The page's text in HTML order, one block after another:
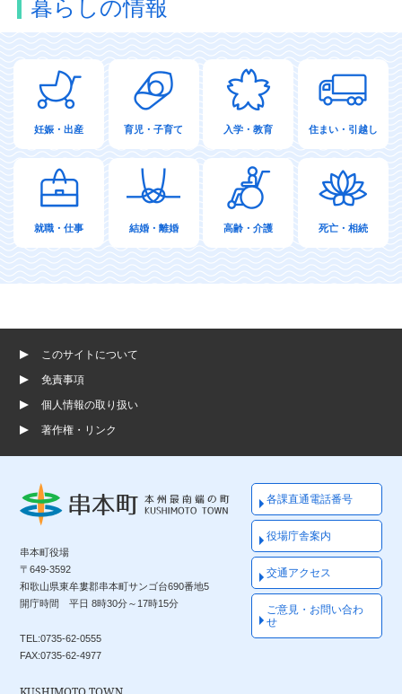
暮らしの情報
妊娠・出産 育児・子育て 入学・教育 住まい・引越し
就職・仕事 結婚・離婚 高齢・介護 死亡・相続
このサイトについて
免責事項
個人情報の取り扱い
著作権・リンク
串本町役場
〒649-3592
和歌山県東牟婁郡串本町サンゴ台690番地5
開庁時間 平日 8時30分～17時15分
TEL:0735-62-0555
FAX:0735-62-4977
各課直通電話番号
役場庁舎案内
交通アクセス
ご意見・お問い合わ
せ